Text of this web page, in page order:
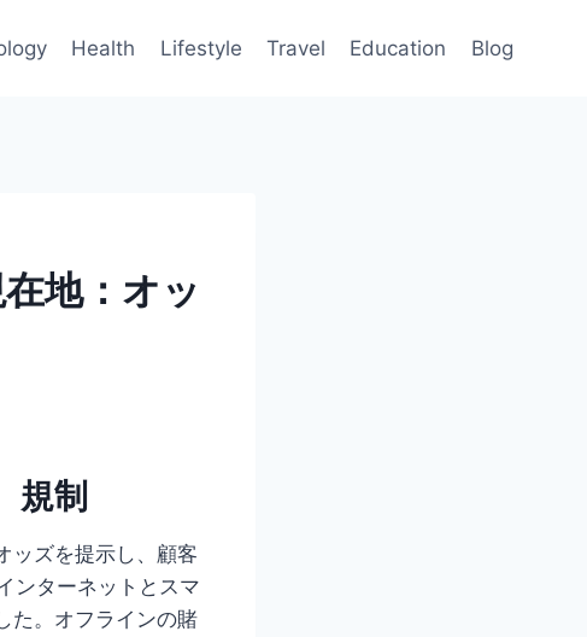
Health Lifestyle Travel Education Blog
地：オッ
規制
ッズを提示し、顧客
ンターネットとスマ
た。オフラインの賭